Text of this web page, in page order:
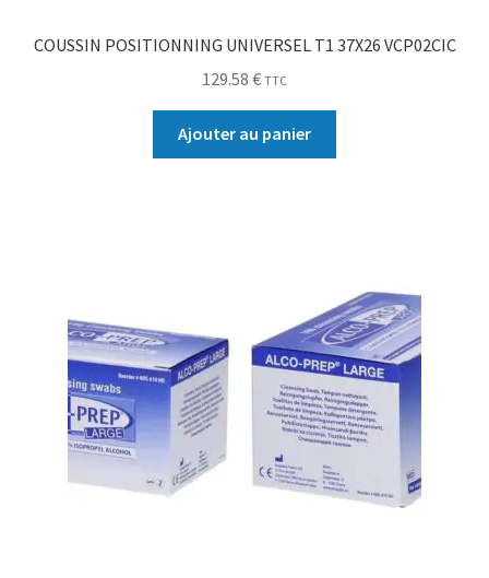
COUSSIN POSITIONNING UNIVERSEL T1 37X26 VCP02CIC
129.58 € TTC
Ajouter au panier